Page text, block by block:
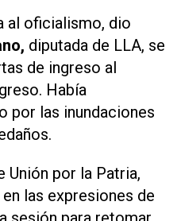
al oficialismo, dio
diputada de LLA, se
de ingreso al
Había
por las inundaciones
Unión por la Patria,
en las expresiones de